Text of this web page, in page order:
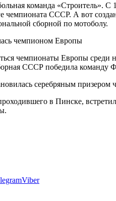
команда «Строитель». С
чемпионата СССР. А вот
сборной по мотоболу.
чемпионаты Европы
СССР победила команду
серебряным
в Пинске,
Viber